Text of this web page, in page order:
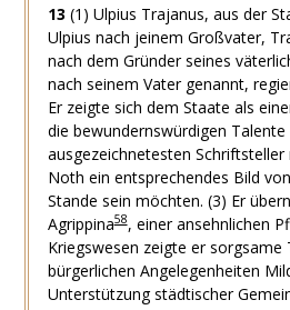
13 (1) Ulpius Trajanus, aus der
Ulpius nach jeinem Großvater,
nach dem Gründer seines
nach seinem Vater genannt,
Er zeigte sich dem Staate als
die bewundernswürdigen Talente
ausgezeichnetesten
Noth ein entsprechendes Bild
Stande sein möchten. (3) Er
Agrippina58, einer ansehnlichen
Kriegswesen zeigte er sorgsame
bürgerlichen Angelegenheiten
Unterstützung städtischer